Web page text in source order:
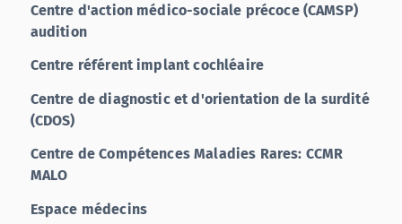
Centre d'action médico-sociale précoce (CAMSP)
audition
Centre référent implant cochléaire
Centre de diagnostic et d'orientation de la surdité
(CDOS)
Centre de Compétences Maladies Rares: CCMR
MALO
Espace médecins